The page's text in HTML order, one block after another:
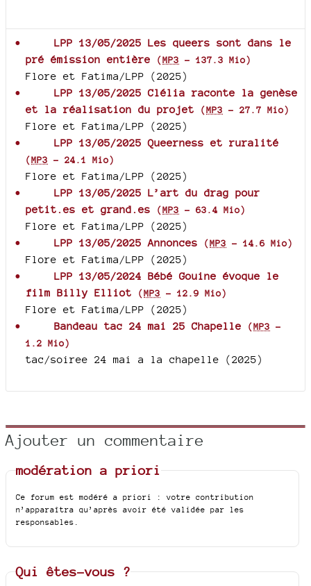
LPP 13/05/2025 Les queers sont dans le
pré émission entière
(MP3 - 137.3 Mio)
Flore et Fatima/LPP (2025)
LPP 13/05/2025 Clélia raconte la genèse
et la réalisation du projet
(MP3 - 27.7 Mio)
Flore et Fatima/LPP (2025)
LPP 13/05/2025 Queerness et ruralité
(MP3 - 24.1 Mio)
Flore et Fatima/LPP (2025)
LPP 13/05/2025 L’art du drag pour
petit.es et grand.es
(MP3 - 63.4 Mio)
Flore et Fatima/LPP (2025)
LPP 13/05/2025 Annonces
(MP3 - 14.6 Mio)
Flore et Fatima/LPP (2025)
LPP 13/05/2024 Bébé Gouine évoque le
film Billy Elliot
(MP3 - 12.9 Mio)
Flore et Fatima/LPP (2025)
Bandeau tac 24 mai 25 Chapelle
(MP3 -
1.2 Mio)
tac/soiree 24 mai a la chapelle (2025)
Ajouter un commentaire
modération a priori
Ce forum est modéré a priori : votre contribution
n’apparaîtra qu’après avoir été validée par les
responsables.
Qui êtes-vous ?